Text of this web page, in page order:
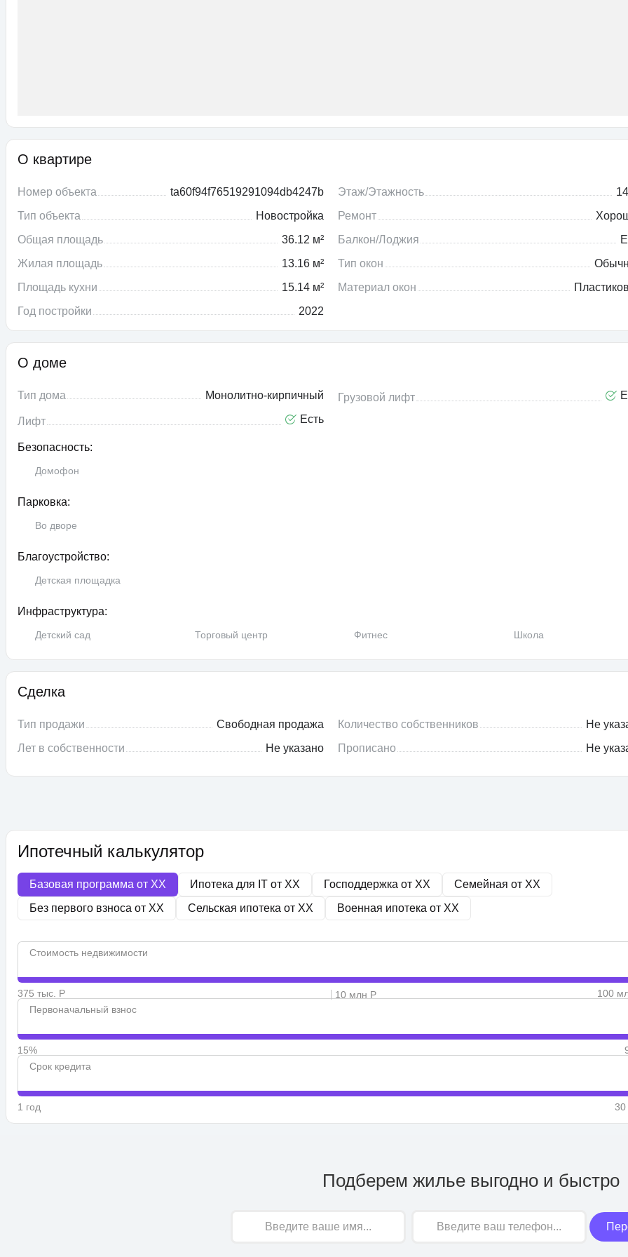
О квартире
Номер объекта
ta60f94f76519291094db4247b
Тип объекта
Новостройка
Общая площадь
36.12 м²
Жилая площадь
13.16 м²
Площадь кухни
15.14 м²
Год постройки
2022
Этаж/Этажность
Ремонт
Балкон/Лоджия
Тип окон
Материал окон
О доме
Тип дома Монолитно-кирпичный
Лифт Есть
Грузовой лифт
Безопасность:
Домофон
Парковка:
Во дворе
Благоустройство:
Детская площадка
Инфраструктура:
Детский сад Торговый центр Фитнес Школа
Сделка
Тип продажи
Свободная продажа
Лет в собственности
Не указано
Количество собственников
Не
Прописано
Не
Ипотечный калькулятор
Базовая программа от XX Ипотека для IT от XX Господдержка от XX Семейная от XX
Без первого взноса от XX Сельская ипотека от XX Военная ипотека от XX
Стоимость недвижимости
375 тыс. Р 10 млн Р
100
Первоначальный взнос
15%
Срок кредита
1 год 30
Подберем жилье выгодно и быстро